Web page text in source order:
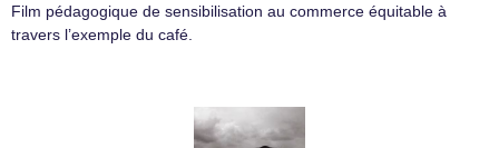
Film pédagogique de sensibilisation au commerce équitable à
travers l’exemple du café.